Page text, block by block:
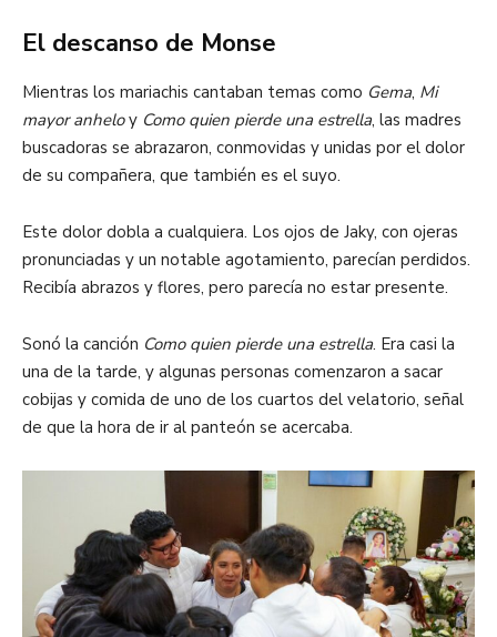
El descanso de Monse
Mientras los mariachis cantaban temas como Gema, Mi
mayor anheloy Como quien pierde una estrella, las madres
buscadoras se abrazaron, conmovidas y unidas por el dolor
de su compañera, que también es el suyo.
Este dolor dobla a cualquiera. Los ojos de Jaky, con ojeras
pronunciadas y un notable agotamiento, parecían perdidos.
Recibía abrazos y flores, pero parecía no estar presente.
Sonó la canción Como quien pierde una estrella. Era casi la
una de la tarde, y algunas personas comenzaron a sacar
cobijas y comida de uno de los cuartos del velatorio, señal
de que la hora de ir al panteón se acercaba.